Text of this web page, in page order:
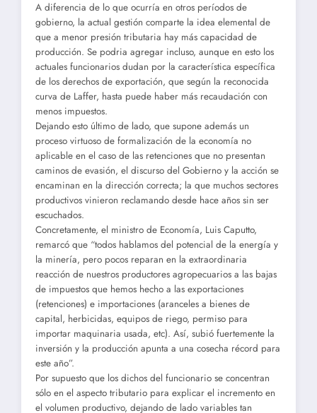
A diferencia de lo que ocurría en otros períodos de
gobierno, la actual gestión comparte la idea elemental de
que a menor presión tributaria hay más capacidad de
producción. Se podria agregar incluso, aunque en esto los
actuales funcionarios dudan por la característica específica
de los derechos de exportación, que según la reconocida
curva de Laffer, hasta puede haber más recaudación con
menos impuestos.
Dejando esto último de lado, que supone además un
proceso virtuoso de formalización de la economía no
aplicable en el caso de las retenciones que no presentan
caminos de evasión, el discurso del Gobierno y la acción se
encaminan en la dirección correcta; la que muchos sectores
productivos vinieron reclamando desde hace años sin ser
escuchados.
Concretamente, el ministro de Economía, Luis Caputto,
remarcó que “todos hablamos del potencial de la energía y
la minería, pero pocos reparan en la extraordinaria
reacción de nuestros productores agropecuarios a las bajas
de impuestos que hemos hecho a las exportaciones
(retenciones) e importaciones (aranceles a bienes de
capital, herbicidas, equipos de riego, permiso para
importar maquinaria usada, etc). Así, subió fuertemente la
inversión y la producción apunta a una cosecha récord para
este año”.
Por supuesto que los dichos del funcionario se concentran
sólo en el aspecto tributario para explicar el incremento en
el volumen productivo, dejando de lado variables tan